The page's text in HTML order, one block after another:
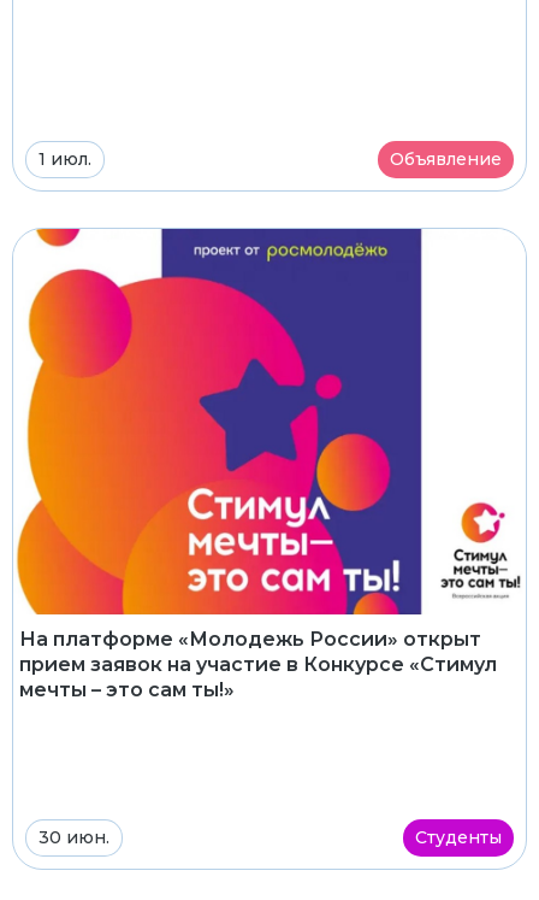
1 июл. Объявление
На платформе «Молодежь России» открыт
прием заявок на участие в Конкурсе «Стимул
мечты – это сам ты!»
30 июн. Студенты